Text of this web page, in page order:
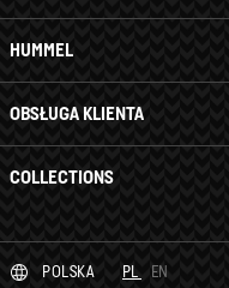
HUMMEL
OBSŁUGA KLIENTA
COLLECTIONS
POLSKA PL EN